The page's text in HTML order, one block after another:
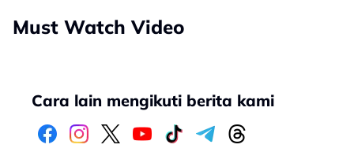
Must Watch Video
Cara lain mengikuti berita kami